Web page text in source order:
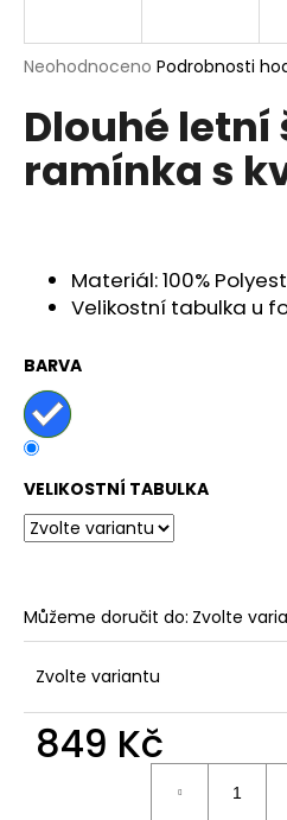
Průměrné
produktu
je
Neohodnoceno Podrobnosti
Dlouhé letní
ramínka s
Materiál: 100%
Velikostní tabulka u
BARVA
VELIKOSTNÍ TABULKA
Můžeme doručit do: Zvolte
Zvolte variantu
849 Kč
j
t
?
HLEDAT
D
o
p
o
r
u
č
e
m
e
DÁMSKÉ
DLOUHÉ